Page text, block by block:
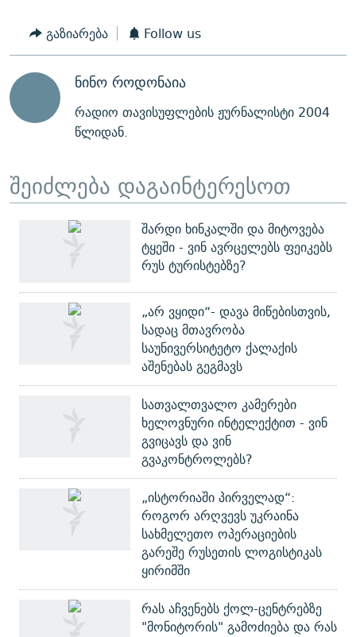
გაზიარება Follow us
ნინო როდონაია
რადიო თავისუფლების ჟურნალისტი 2004
წლიდან.
შეიძლება დაგაინტერესოთ
შარდი ხინკალში და მიტოვება
ტყეში - ვინ ავრცელებს ფეიკებს
რუს ტურისტებზე?
„არ ვყიდი“- დავა მიწებისთვის,
სადაც მთავრობა
საუნივერსიტეტო ქალაქის
აშენებას გეგმავს
სათვალთვალო კამერები
ხელოვნური ინტელექტით - ვინ
გვიცავს და ვინ
გვაკონტროლებს?
„ისტორიაში პირველად“:
როგორ არღვევს უკრაინა
სახმელეთო ოპერაციების
გარეშე რუსეთის ლოგისტიკას
ყირიმში
რას აჩვენებს ქოლ-ცენტრებზე
"მონიტორის" გამოძიება და რას